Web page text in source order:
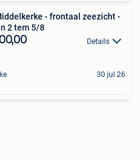
- frontaal zeezicht -
2 tem 5/8
Details
30 jul 26